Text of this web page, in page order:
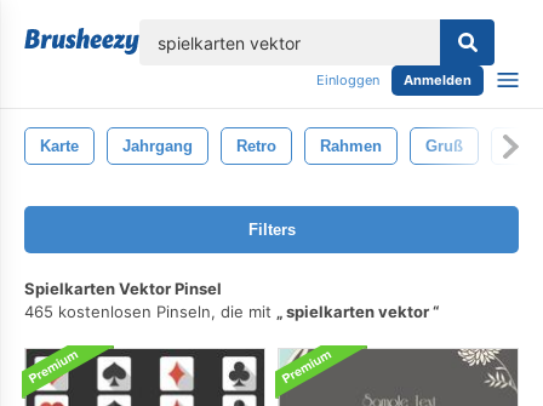
Einloggen Anmelden
Karte Jahrgang Retro Rahmen Gruß
Filters
Spielkarten Vektor Pinsel
465 kostenlosen Pinseln, die mit
spielkarten vektor